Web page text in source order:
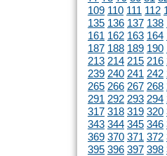
109 110 111 112
135 136 137 138
161 162 163 164
187 188 189 190
213 214 215 216
239 240 241 242
265 266 267 268
291 292 293 294
317 318 319 320
343 344 345 346
369 370 371 372
395 396 397 398